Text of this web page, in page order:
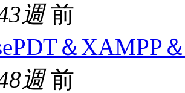
週前
＆XAMPP
週前